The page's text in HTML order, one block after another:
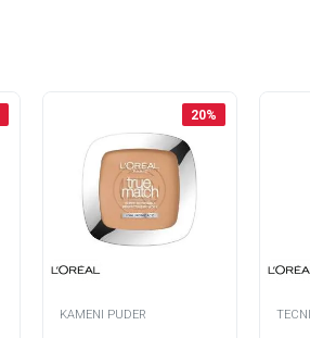
20%
KAMENI PUDER